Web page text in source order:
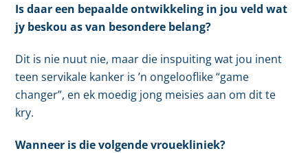
Is daar een bepaalde ontwikkeling in jou veld wat
jy beskou as van besondere belang?
Dit is nie nuut nie, maar die inspuiting wat jou inent
teen servikale kanker is ’n ongelooflike “game
changer”, en ek moedig jong meisies aan om dit te
kry.
Wanneer is die volgende vrouekliniek?